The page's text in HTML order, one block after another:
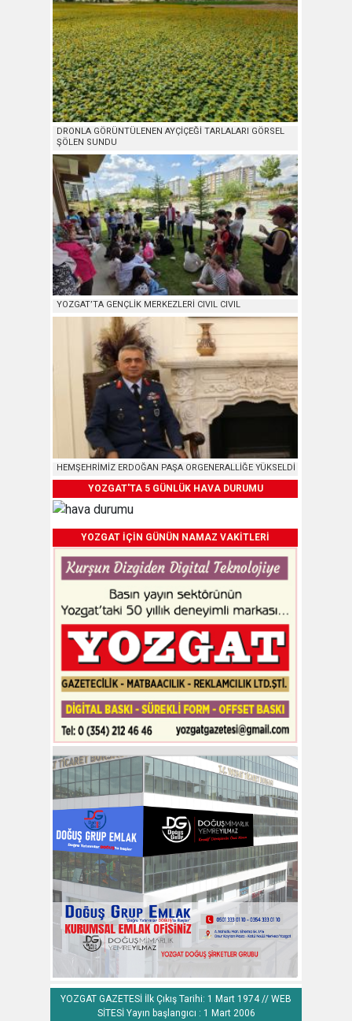
DRONLA GÖRÜNTÜLENEN AYÇİÇEĞİ TARLALARI GÖRSEL
ŞÖLEN SUNDU
YOZGAT’TA GENÇLİK MERKEZLERİ CIVIL CIVIL
HEMŞEHRİMİZ ERDOĞAN PAŞA ORGENERALLİĞE YÜKSELDİ
YOZGAT'TA 5 GÜNLÜK HAVA DURUMU
YOZGAT İÇİN GÜNÜN NAMAZ VAKİTLERİ
YOZGAT GAZETESİ İlk Çıkış Tarihi: 1 Mart 1974 // WEB
SİTESİ Yayın başlangıcı : 1 Mart 2006